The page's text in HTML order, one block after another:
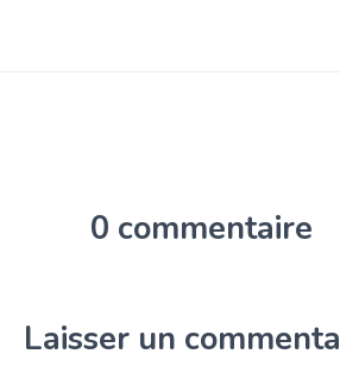
0 commentaire
Laisser un